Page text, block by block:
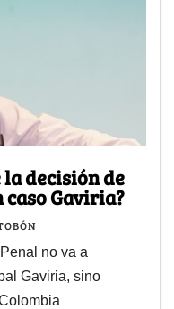
decisión de
Gaviria?
no va a
Gaviria, sino